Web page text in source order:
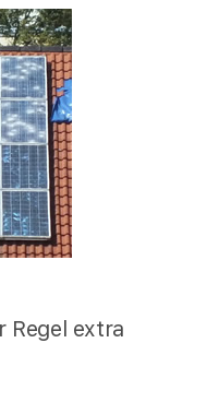
Regel extra